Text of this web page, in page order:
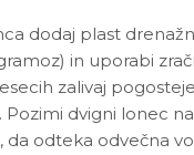
dodaj plast
in uporabi
zalivaj
Pozimi dvigni lonec
da odteka odvečna